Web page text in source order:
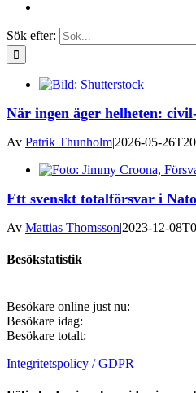
Sök efter:
När ingen äger helheten:
Av Patrik Thunholm|2026-05-
Ett svenskt totalförsvar i
Av Mattias Thomsson|2023-12-
Besökstatistik
Besökare online just nu:
Besökare idag:
Besökare totalt:
Integritetspolicy / GDPR